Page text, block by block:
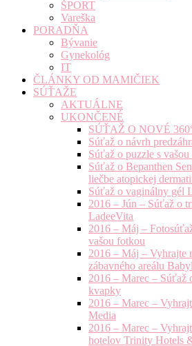
ŠPORT
Vareška
PORADŇA
Bývanie
Gynekológ
IT
ČLÁNKY OD MAMIČIEK
SÚŤAŽE
AKTUÁLNE
UKONČENÉ
SÚŤAŽ O NOVÉ
Súťaž o návrh
Súťaž o puzzle s
Súťaž o Bepanthen
liečbe atopickej
Súťaž o vaginálny gél
2016 – Jún – Súťaž o
LadeeVita
2016 – Máj –
vašou fotkou
2016 – Máj – Vyhrajte
zábavného areálu
2016 – Marec –
kvapky
2016 – Marec –
Media
2016 – Marec –
hotelov Trinity Hotels